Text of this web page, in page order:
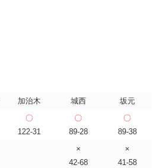
加治木 城西 坂元
〇
122-31
〇
89-28
〇
89-38
×
42-68
×
41-58